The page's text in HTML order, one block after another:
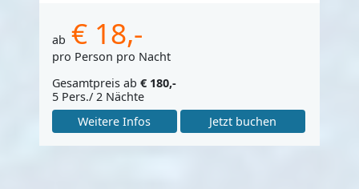
ab € 18,-
pro Person pro Nacht
Gesamtpreis ab € 180,-
5 Pers./ 2 Nächte
Weitere Infos
Jetzt buchen